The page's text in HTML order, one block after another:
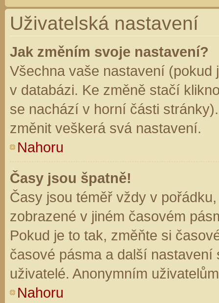
Uživatelská nastavení
Jak změním svoje nastavení?
Všechna vaše nastavení (pokud
v databázi. Ke změně stačí
se nachází v horní části
změnit veškerá svá nastavení.
Nahoru
Časy jsou špatně!
Časy jsou téměř vždy v
zobrazené v jiném časovém
Pokud je to tak, změňte si
časové pásma a další
uživatelé. Anonymním
Nahoru